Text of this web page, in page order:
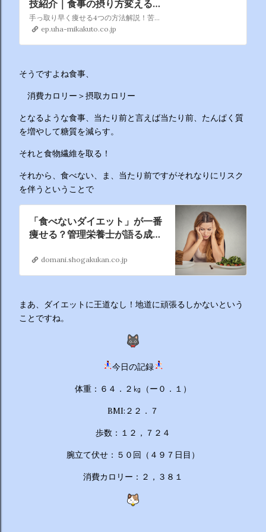
技紹介｜食事の摂り方変えるだ
け。我慢なしダイエット |
readcare（リドケア）
手っ取り早く痩せる4つの方法解説！苦しい食事制限や面倒くさいダイエット法は必要なし！食事内容を少し見直すだけでOKです。合わせて運動も行うとなおよし！さらに、半身浴って効果ある？などの疑問にもお答えします。手っ取り早く痩せたい人必見です！
ep.uha-mikakuto.co.jp
そうですよね食事、
消費カロリー＞摂取カロリー
となるような食事、当たり前と言えば当たり前、たんぱく質
を増やして糖質を減らす。
それと食物繊維を取る！
それから、食べない、ま、当たり前ですがそれなりにリスク
を伴うということで
「食べないダイエット」が一番
痩せる？管理栄養士が語る成功
domani.shogakukan.co.jp
まあ、ダイエットに王道なし！地道に頑張るしかないという
ことですね。
今日の記録
体重：６４．２㎏（ー０．１）
BMI:２２．７
歩数：１２，７２４
腕立て伏せ：５０回（４９７日目）
消費カロリー：２，３８１